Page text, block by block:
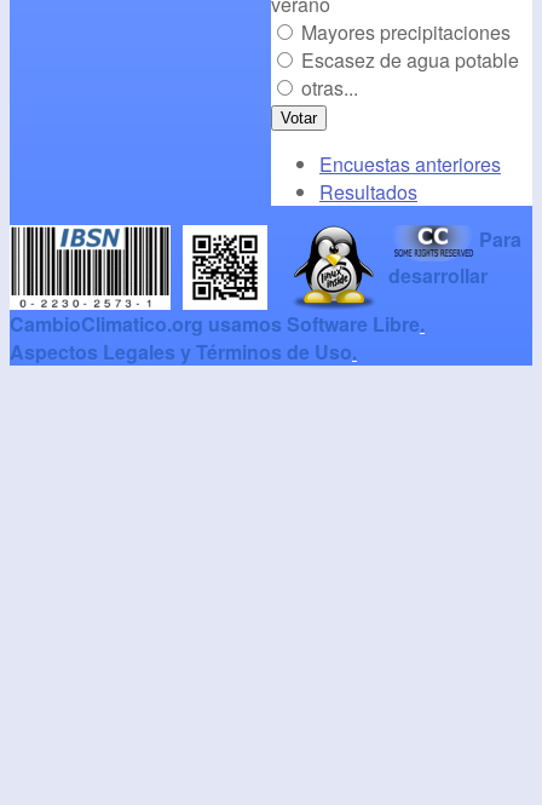
Mayores precipitaciones
Escasez de agua potable
otras...
Encuestas anteriores
Resultados
Para
desarrollar
CambioClimatico.org usamos Software Libre.
Aspectos Legales y Términos de Uso.